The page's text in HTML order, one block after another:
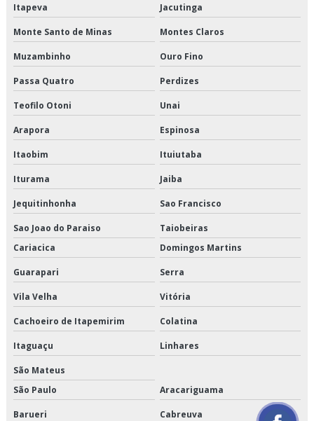
Orçamento de entrega de congelados
Orçamento de entrega de perecíveis
Orçamento de entrega de refrigerados
Orçamento de entregas fracionadas
Orçamento de logística de alimentos
Orçamento de logística de alimentos congelados
Orçamento de serviço de entrega de perecíveis
Orçamento de transporte de alimentos perecíveis
Orçamento de transporte de climatizados
Orçamento de transporte de congelados
Orçamento de transporte de refrigerados
Orçamento de transporte dedicado de alimentos
Orçamento de transporte fracionado de alimentos perecíveis
Itapeva Jacutinga
Monte Santo de Minas Montes Claros
Muzambinho Ouro Fino
Passa Quatro Perdizes
Teofilo Otoni Unai
Arapora Espinosa
Itaobim Ituiutaba
Iturama Jaiba
Jequitinhonha Sao Francisco
Sao Joao do Paraiso
Taiobeiras
Cariacica
Domingos Martins
Guarapari Serra
Vila Velha Vitória
Cachoeiro de Itapemirim Colatina
Itaguaçu Linhares
São Mateus
São Paulo
Aracariguama
Barueri Cabreuva